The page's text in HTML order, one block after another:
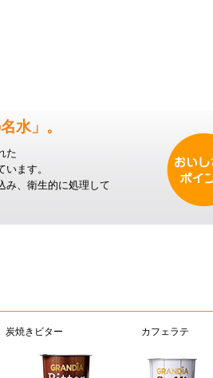
水」。
た
ます。
み、衛生的に処理して
炭焼きビター カフェラテ